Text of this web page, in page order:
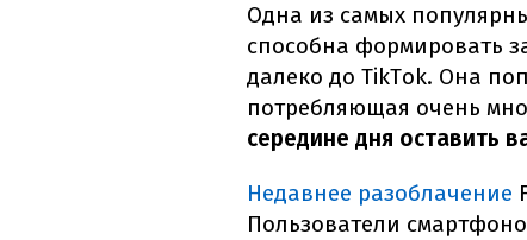
Одна из самых
способна формировать
далеко до TikTok. Она
потребляющая очень
середине дня оставить
Недавнее разоблачение
Пользователи